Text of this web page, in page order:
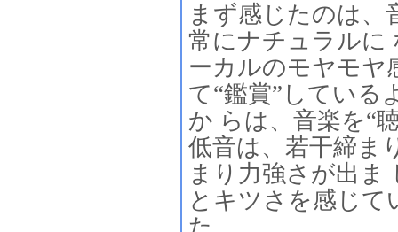
まず感じたのは、
常にナチュラルに
ーカルのモヤモヤ
て“鑑賞”している
か らは、音楽を“
低音は、若干締ま
まり力強さが出ま
とキツさを感じて
た。